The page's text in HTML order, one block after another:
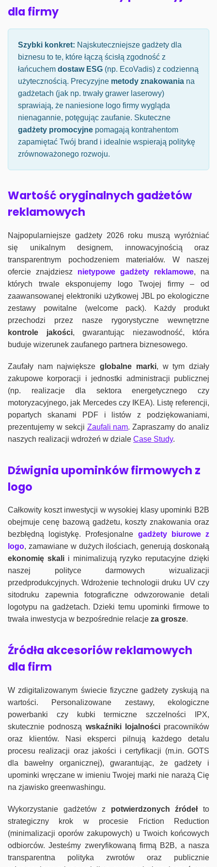
dla firmy
Szybki konkret: Najskuteczniejsze gadżety dla
biznesu to te, które łączą ścisłą zgodność z
łańcuchem dostaw ESG (np. EcoVadis) z codzienną
użytecznością. Precyzyjne metody znakowania na
gadżetach (jak np. trwały grawer laserowy)
sprawiają, że naniesione logo firmy wygląda
nienagannie, potęgując zaufanie. Skuteczne
gadżety promocyjne pomagają kontrahentom
zapamiętać Twój brand i idealnie wspierają politykę
zrównoważonego rozwoju.
Wartość oryginalnych gadżetów
reklamowych
Najpopularniejsze gadżety 2026 roku muszą wyróżniać
się unikalnym designem, innowacyjnością oraz
transparentnym pochodzeniem materiałów. W naszej
ofercie znajdziesz nietypowe gadżety reklamowe, na
których trwale eksponujemy logo Twojej firmy – od
zaawansowanej elektroniki użytkowej JBL po ekologiczne
zestawy powitalne (welcome pack). Każdy produkt
przechodzi przez nasze rygorystyczne wewnętrzne
kontrole jakości, gwarantując niezawodność, która
buduje wizerunek zaufanego partnera biznesowego.
Zaufały nam największeglobalne marki, w tym działy
zakupowe korporacji i jednostki administracji publicznej
(np. realizacje dla sektora energetycznego czy
motoryzacyjnego, jak Mercedes czy IKEA). Listę referencji,
popartych skanami PDF i listów z podziękowaniami,
prezentujemy w sekcji Zaufali nam. Zapraszamy do analiz
naszych realizacji wdrożeń w dziale Case Study.
Dźwignia upominków firmowych z
logo
Całkowity koszt inwestycji w wysokiej klasy upominki B2B
obejmuje cenę bazową gadżetu, koszty znakowania oraz
bezbłędną logistykę. Profesjonalne gadżety biurowe z
logo, zamawiane w dużych ilościach, generują doskonałą
ekonomię skalii minimalizują ryzyko reputacyjne dzięki
naszej polityce darmowych wizualizacji
przedprodukcyjnych. Wdrożenie technologii druku UV czy
sitodruku zapewnia fotograficzne odwzorowanie detali
logotypu na gadżetach. Dzieki temu upominki firmowe to
trwała inwestycja w bezpośrednie relacje za grosze.
Źródła akcesoriów reklamowych
dla firm
W zdigitalizowanym świecie fizyczne gadżety zyskują na
wartości. Personalizowane zestawy, ekologiczne
powerbanki czy kubki termiczne szczelności IPX,
skutecznie podnoszą wskaźniki lojalnościpracowników
oraz klientów. Nasi eksperci pilnują każdego detalu
procesu realizacji oraz jakości i certyfikacji (m.in. GOTS
dla bawełny organicznej), gwarantując, że gadżety i
upominki wręczane w imieniu Twojej marki nie narażą Cię
na zjawisko greenwashingu.
Wykorzystanie gadżetów z potwierdzonych źródełto
strategiczny krok w procesie Friction Reduction
(minimalizacji oporów zakupowych) u Twoich końcowych
odbiorców. Jesteśmy zweryfikowaną firmą B2B, a nasza
transparentna polityka zwrotów oraz publicznie